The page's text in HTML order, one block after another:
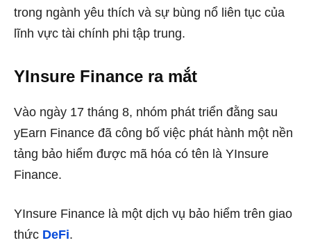
trong ngành yêu thích và sự bùng nổ liên tục của
lĩnh vực tài chính phi tập trung.
YInsure Finance ra mắt
Vào ngày 17 tháng 8, nhóm phát triển đằng sau
yEarn Finance đã công bố việc phát hành một nền
tảng bảo hiểm được mã hóa có tên là YInsure
Finance.
YInsure Finance là một dịch vụ bảo hiểm trên giao
thức DeFi.